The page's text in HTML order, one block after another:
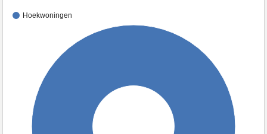
Hoekwoningen